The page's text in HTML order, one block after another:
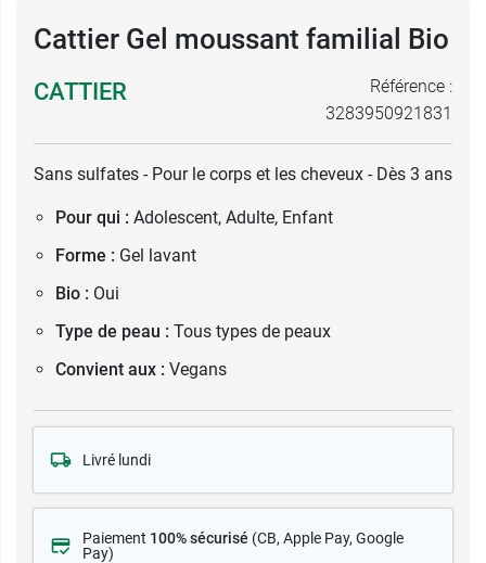
Cattier Gel moussant familial Bio
CATTIER
Référence :
3283950921831
Sans sulfates - Pour le corps et les cheveux - Dès 3 ans
Pour qui : Adolescent, Adulte, Enfant
Forme : Gel lavant
Bio : Oui
Type de peau : Tous types de peaux
Convient aux : Vegans
Livré lundi
Paiement 100% sécurisé (CB, Apple Pay, Google
Pay)